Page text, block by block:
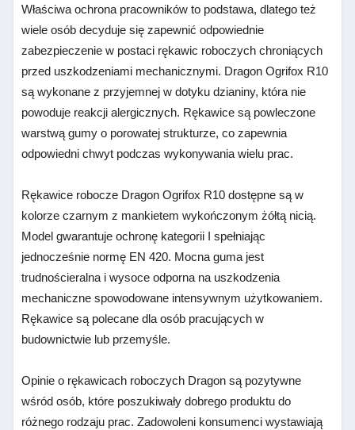
Właściwa ochrona pracowników to podstawa, dlatego też
wiele osób decyduje się zapewnić odpowiednie
zabezpieczenie w postaci rękawic roboczych chroniących
przed uszkodzeniami mechanicznymi. Dragon Ogrifox R10
są wykonane z przyjemnej w dotyku dzianiny, która nie
powoduje reakcji alergicznych. Rękawice są powleczone
warstwą gumy o porowatej strukturze, co zapewnia
odpowiedni chwyt podczas wykonywania wielu prac.
Rękawice robocze Dragon Ogrifox R10 dostępne są w
kolorze czarnym z mankietem wykończonym żółtą nicią.
Model gwarantuje ochronę kategorii I spełniając
jednocześnie normę EN 420. Mocna guma jest
trudnościeralna i wysoce odporna na uszkodzenia
mechaniczne spowodowane intensywnym użytkowaniem.
Rękawice są polecane dla osób pracujących w
budownictwie lub przemyśle.
Opinie o rękawicach roboczych Dragon są pozytywne
wśród osób, które poszukiwały dobrego produktu do
różnego rodzaju prac. Zadowoleni konsumenci wystawiają